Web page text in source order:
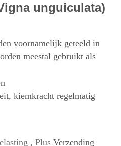
unguiculata)
voornamelijk geteeld in
meestal gebruikt als
kiemkracht regelmatig
, Plus Verzending